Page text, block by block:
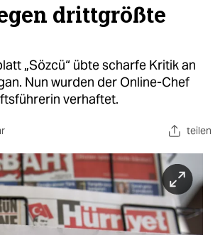
drittgrößte
„Sözcü“ übte scharfe Kritik an
Nun wurden der Online-Chef
verhaftet.
teilen